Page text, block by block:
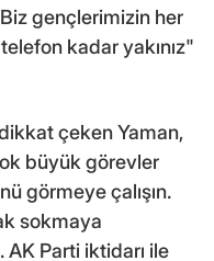
gençlerimizin her
kadar yakınız"
çeken Yaman,
büyük görevler
görmeye çalışın.
sokmaya
Parti iktidarı ile